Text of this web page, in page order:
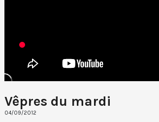
Vêpres du mardi
04/09/2012